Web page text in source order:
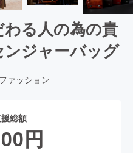
る人の為の貴
ジャーバッグ
ファッション
総額
円